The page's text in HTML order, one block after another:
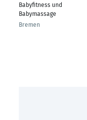
Babyfitness und
Babymassage
Bremen